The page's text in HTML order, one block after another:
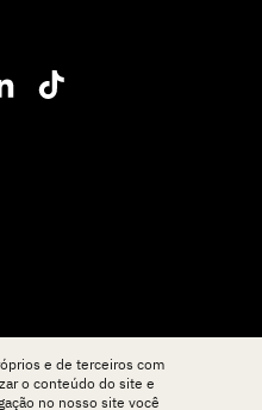
e de terceiros com
o conteúdo do site e
no nosso site você